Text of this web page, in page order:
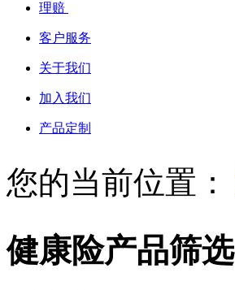
理赔
客户服务
关于我们
加入我们
产品定制
您的当前位置：
健康险产品筛选